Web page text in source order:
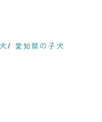
愛知県の子犬